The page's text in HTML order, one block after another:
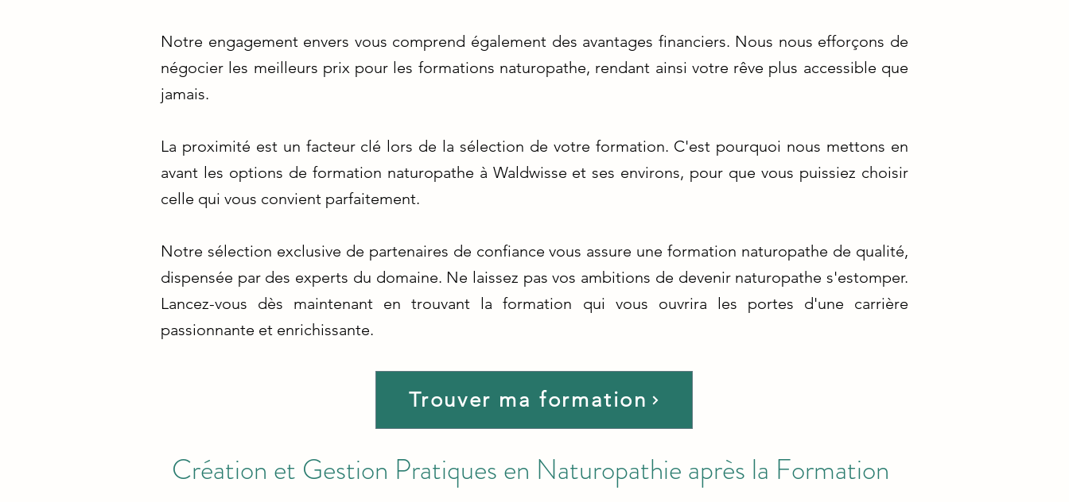
Notre engagement envers vous comprend également des avantages financiers. Nous nous efforçons de
négocier les meilleurs prix pour les formations naturopathe, rendant ainsi votre rêve plus accessible que
jamais.
La proximité est un facteur clé lors de la sélection de votre formation. C'est pourquoi nous mettons en
avant les options de formation naturopathe à Waldwisse et ses environs, pour que vous puissiez choisir
celle qui vous convient parfaitement.
Notre sélection exclusive de partenaires de confiance vous assure une formation naturopathe de qualité,
dispensée par des experts du domaine. Ne laissez pas vos ambitions de devenir naturopathe s'estomper.
Lancez-vous dès maintenant en trouvant la formation qui vous ouvrira les portes d'une carrière
passionnante et enrichissante.
Trouver ma formation
Création et Gestion Pratiques en Naturopathie après la Formation